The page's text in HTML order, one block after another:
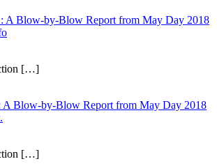
: A Blow-by-Blow Report from May Day 2018
[…]
A Blow-by-Blow Report from May Day 2018
[…]